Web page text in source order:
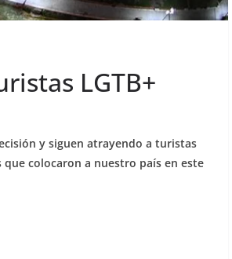
LGTB+
y siguen atrayendo a turistas
que colocaron a nuestro país en este